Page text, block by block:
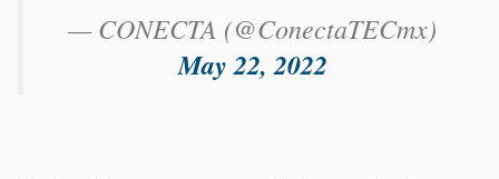
— CONECTA (@ConectaTECmx)
May 22, 2022